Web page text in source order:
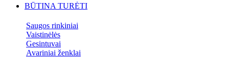
BŪTINA TURĖTI
Saugos rinkiniai
Vaistinėlės
Gesintuvai
Avariniai ženklai